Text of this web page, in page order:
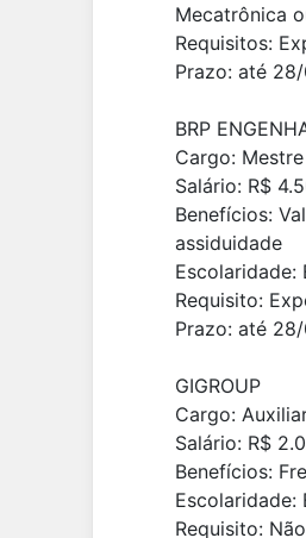
Mecatrônica
Requisitos:
Prazo: até
BRP
Cargo:
Salário: R$
Benefícios:
assiduidade
Escolaridade:
Requisito:
Prazo: até
GIGROUP
Cargo:
Salário: R$
Benefícios:
Escolaridade:
Requisito: